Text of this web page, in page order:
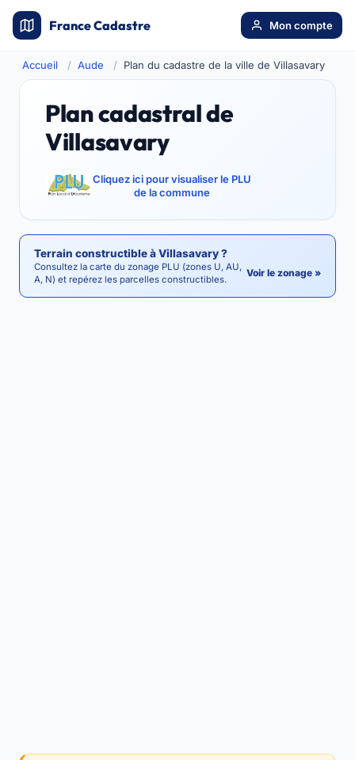
France Cadastre Mon compte
Accueil Aude Plan du cadastre de la ville de Villasavary
Plan cadastral de
Villasavary
Cliquez ici pour visualiser le PLU
de la commune
Terrain constructible à Villasavary ?
Consultez la carte du zonage PLU (zones U, AU,
A, N) et repérez les parcelles constructibles.
Voir le zonage »